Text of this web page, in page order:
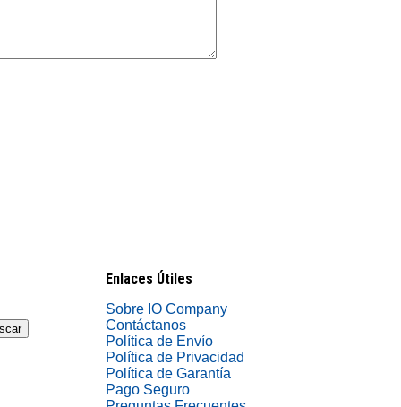
Enlaces Útiles
Sobre IO Company
Contáctanos
Política de Envío
Política de Privacidad
Política de Garantía
Pago Seguro